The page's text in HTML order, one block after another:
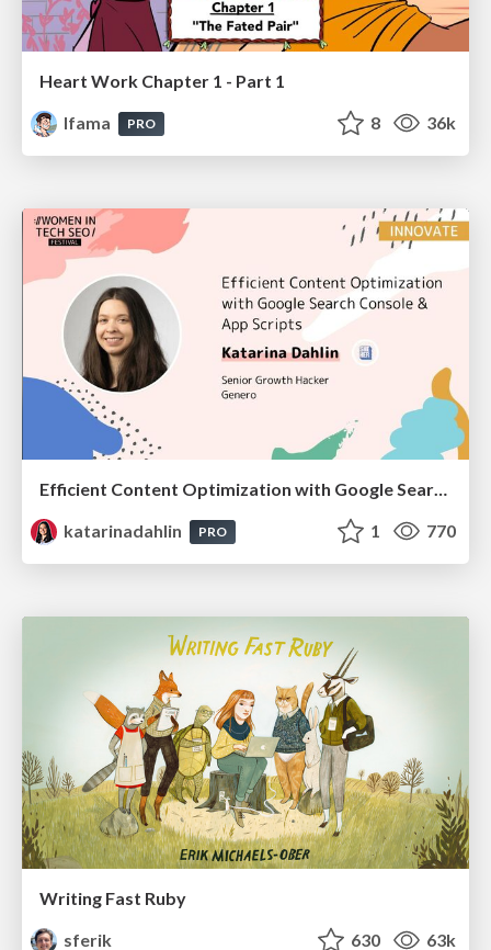
Heart Work Chapter 1 - Part 1
lfama
PRO 8 36k
Efficient Content Optimization with Google Search Console & Apps Script
katarinadahlin
PRO 1 770
Writing Fast Ruby
sferik
630 63k